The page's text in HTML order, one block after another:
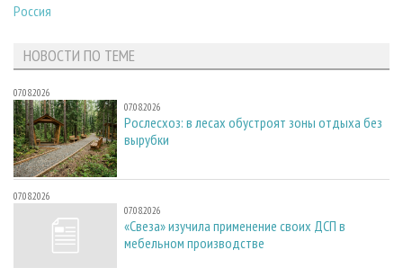
Россия
НОВОСТИ ПО ТЕМЕ
07.08.2026
07.08.2026
Рослесхоз: в лесах обустроят зоны отдыха без
вырубки
07.08.2026
07.08.2026
«Свеза» изучила применение своих ДСП в
мебельном производстве